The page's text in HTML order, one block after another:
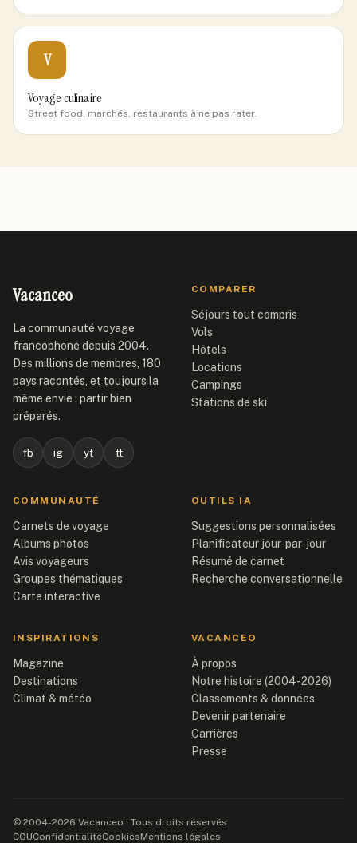
V
Voyage culinaire
Street food, marchés, restaurants à ne pas rater.
Vacanceo
La communauté voyage
francophone depuis 2004.
Des millions de membres, 180
pays racontés, et toujours la
même envie : partir bien
préparés.
fb ig yt tt
COMPARER
Séjours tout compris
Vols
Hôtels
Locations
Campings
Stations de ski
COMMUNAUTÉ
Carnets de voyage
Albums photos
Avis voyageurs
Groupes thématiques
Carte interactive
OUTILS IA
Suggestions personnalisées
Planificateur jour-par-jour
Résumé de carnet
Recherche conversationnelle
INSPIRATIONS
Magazine
Destinations
Climat & météo
VACANCEO
À propos
Notre histoire (2004-2026)
Classements & données
Devenir partenaire
Carrières
Presse
© 2004-2026 Vacanceo · Tous droits réservés
CGUConfidentialitéCookiesMentions légales